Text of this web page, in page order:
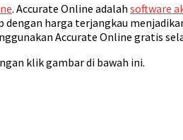
. Accurate Online adalah software
harga terjangkau
Accurate Online gratis
klik gambar di bawah ini.